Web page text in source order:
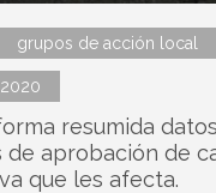
grupos de acción local
resumida
aprobación de
que les afecta.